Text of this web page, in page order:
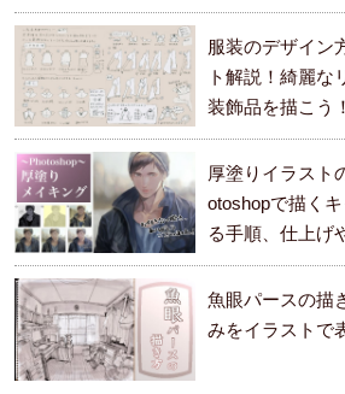
服装のデザイン
ト解説！綺麗な
装飾品を描こう！
厚塗りイラスト
otoshopで描く
る手順、仕上げ
ます。
魚眼パースの描
みをイラストで